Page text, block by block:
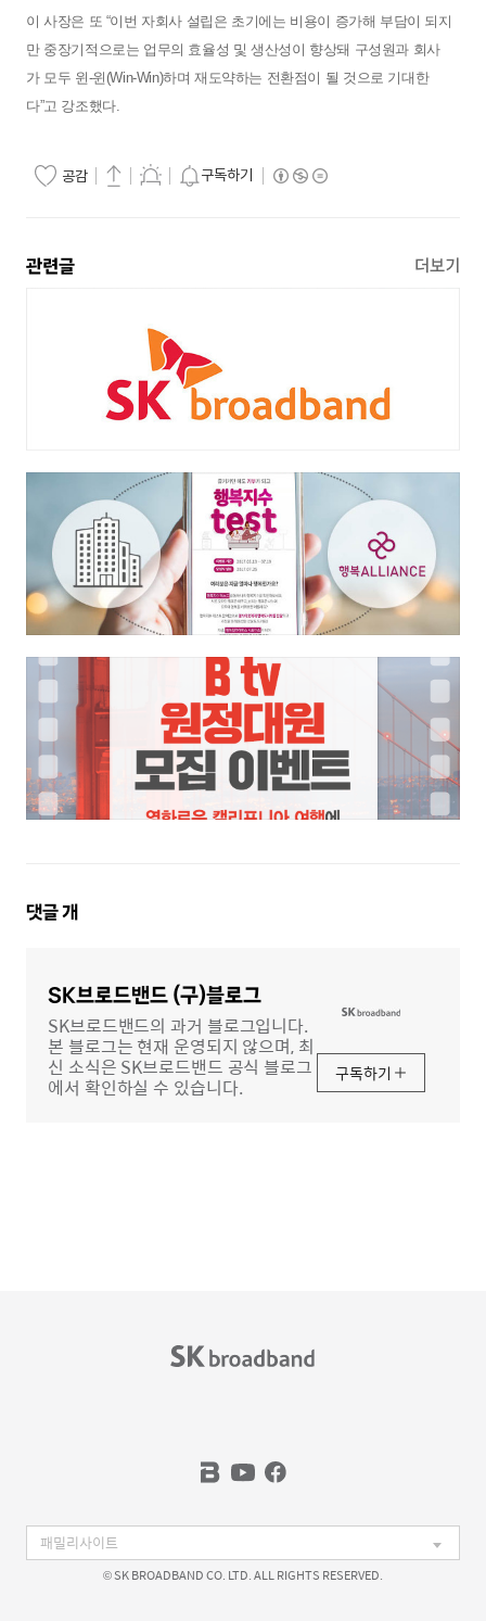
이 사장은 또 “이번 자회사 설립은 초기에는 비용이 증가해 부담이 되지
만 중장기적으로는 업무의 효율성 및 생산성이 향상돼 구성원과 회사
가 모두 윈-윈(Win-Win)하며 재도약하는 전환점이 될 것으로 기대한
다”고 강조했다.
공감 구독하기
관련글 더보기
댓
댓글개
SK브로드밴드 (구)블로그
SK브로드밴드의 과거 블로그입니다.
본 블로그는 현재 운영되지 않으며, 최
신 소식은 SK브로드밴드 공식 블로그
에서 확인하실 수 있습니다.
구독하기
© SK BROADBAND CO. LTD. ALL RIGHTS RESERVED.